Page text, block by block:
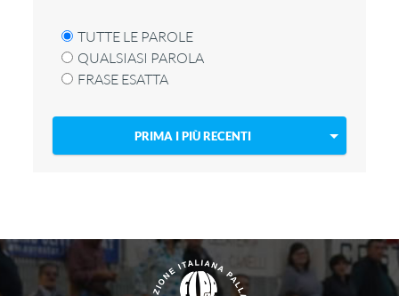
TUTTE LE PAROLE
QUALSIASI PAROLA
FRASE ESATTA
PRIMA I PIÙ RECENTI